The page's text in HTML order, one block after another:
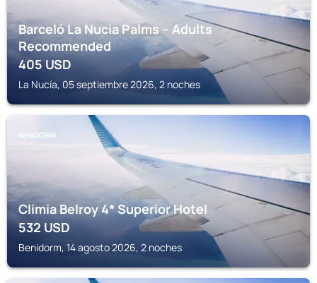
Barceló La Nucia Palms – Adults
Recommended
405USD
La Nucía, 05 septiembre 2026, 2 noches
BENIDORM
Climia Belroy 4* Superior Hotel
532USD
Benidorm, 14 agosto 2026, 2 noches